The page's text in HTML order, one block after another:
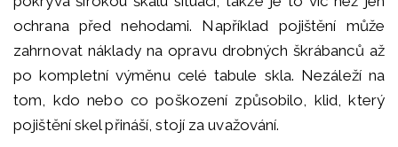
ochrana před nehodami. Například pojištění může
zahrnovat náklady na opravu drobných škrábanců až
po kompletní výměnu celé tabule skla. Nezáleží na
tom, kdo nebo co poškození způsobilo, klid, který
pojištění skel přináší, stojí za uvažování.